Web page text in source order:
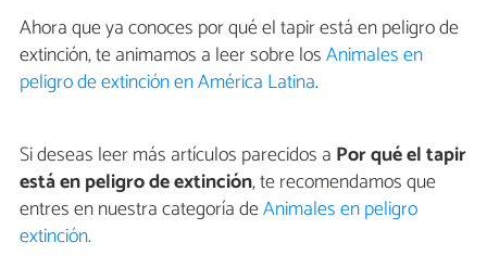
Ahora que ya conoces por qué el tapir está en peligro de
extinción, te animamos a leer sobre losAnimales en
peligro de extinción en América Latina.
Si deseas leer más artículos parecidos a Por qué el tapir
está en peligro de extinción, te recomendamos que
entres en nuestra categoría deAnimales en peligro
extinción.